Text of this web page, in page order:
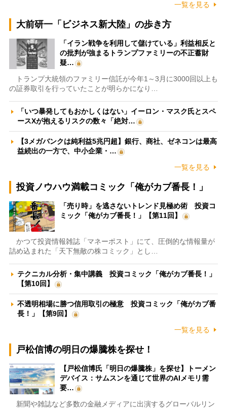
一覧を見る
大前研一「ビジネス新大陸」の歩き方
「イラン戦争を利用して儲けている」利益相反と
の批判が強まるトランプファミリーの不正蓄財
疑…
トランプ大統領のファミリー信託が今年1～3月に3000回以上も
の証券取引を行っていたことが明らかになり…
「いつ暴発してもおかしくはない」イーロン・マスク氏とスペ
ースXが抱えるリスクの数々「絶対…
【3メガバンクは純利益5兆円超】銀行、商社、ゼネコンは最高
益続出の一方で、中小企業・…
一覧を見る
投資ノウハウ満載コミック「俺がカブ番長！」
「売り時」を逃さないトレンド見極め術 投資コ
ミック「俺がカブ番長！」【第11回】
かつて投資情報雑誌「マネーポスト」にて、圧倒的な情報量が
詰め込まれた「天下無敵の株コミック」とし…
テクニカル分析・集中講義 投資コミック「俺がカブ番長！」
【第10回】
不透明相場に勝つ信用取引の極意 投資コミック「俺がカブ番
長！」【第9回】
一覧を見る
戸松信博の明日の爆騰株を探せ！
【戸松信博氏「明日の爆騰株」を探せ】トーメン
デバイス：サムスンを通じて世界のAIメモリ需
要…
新聞や雑誌など多数の金融メディアに出演するグローバルリン